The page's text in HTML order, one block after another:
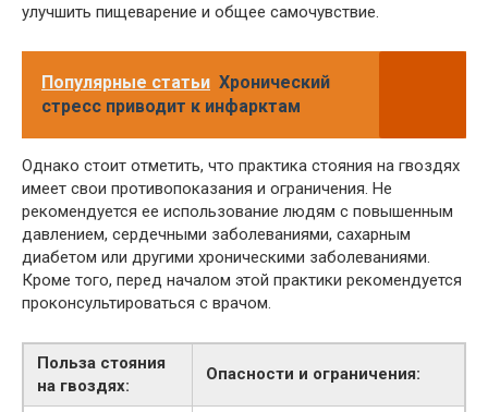
улучшить пищеварение и общее самочувствие.
Популярные статьи Хронический
стресс приводит к инфарктам
Однако стоит отметить, что практика стояния на гвоздях
имеет свои противопоказания и ограничения. Не
рекомендуется ее использование людям с повышенным
давлением, сердечными заболеваниями, сахарным
диабетом или другими хроническими заболеваниями.
Кроме того, перед началом этой практики рекомендуется
проконсультироваться с врачом.
Польза стояния
на гвоздях:
Опасности и ограничения: